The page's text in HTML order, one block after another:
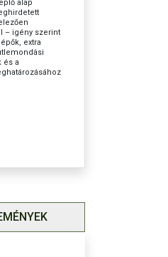
alap
– igény szerint
extra
és a